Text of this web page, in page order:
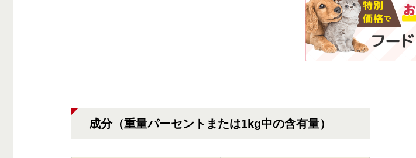
成分（重量パーセントまたは1kg中の含有量）